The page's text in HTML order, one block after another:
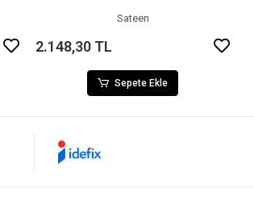
Sateen
2.148,30 TL
Sepete Ekle